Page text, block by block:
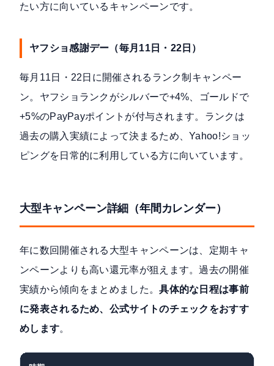
たい方に向いているキャンペーンです。
ヤフショ感謝デー（毎月11日・22日）
毎月11日・22日に開催されるランク制キャンペー
ン。ヤフショランクがシルバーで+4%、ゴールドで
+5%のPayPayポイントが付与されます。ランクは
過去の購入実績によって決まるため、Yahoo!ショッ
ピングを日常的に利用している方に向いています。
大型キャンペーン詳細（年間カレンダー）
年に数回開催される大型キャンペーンは、定期キャ
ンペーンよりも高い還元率が狙えます。過去の開催
実績から傾向をまとめました。具体的な日程は事前
に発表されるため、公式サイトのチェックをおすす
めします。